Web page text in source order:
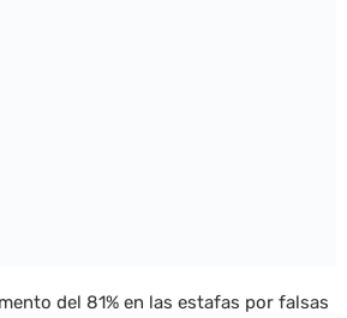
del 81% en las estafas por falsas